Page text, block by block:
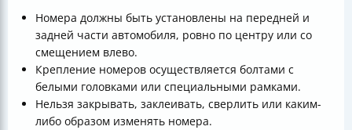
Номера должны быть установлены на передней и
задней части автомобиля, ровно по центру или со
смещением влево.
Крепление номеров осуществляется болтами с
белыми головками или специальными рамками.
Нельзя закрывать, заклеивать, сверлить или каким-
либо образом изменять номера.